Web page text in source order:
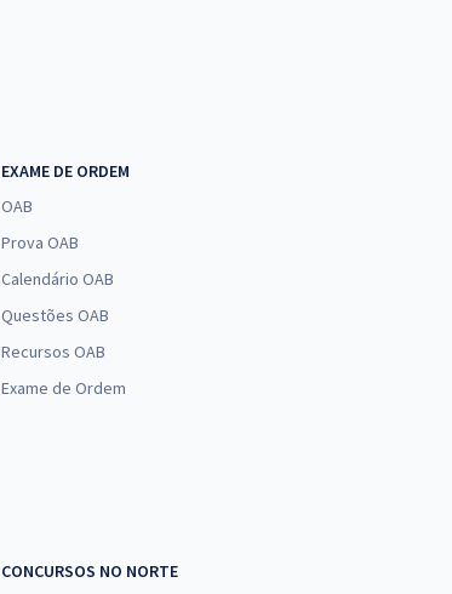
EXAME DE ORDEM
OAB
Prova OAB
Calendário OAB
Questões OAB
Recursos OAB
Exame de Ordem
CONCURSOS NO NORTE